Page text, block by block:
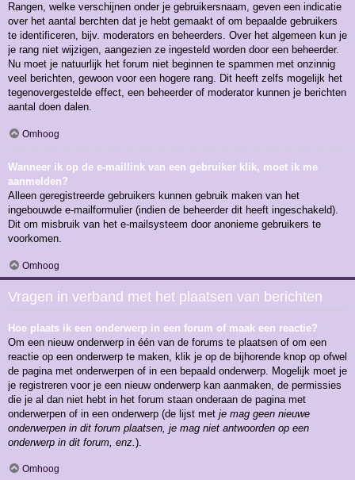
Rangen, welke verschijnen onder je gebruikersnaam, geven een indicatie
over het aantal berchten dat je hebt gemaakt of om bepaalde gebruikers
te identificeren, bijv. moderators en beheerders. Over het algemeen kun je
je rang niet wijzigen, aangezien ze ingesteld worden door een beheerder.
Nu moet je natuurlijk het forum niet beginnen te spammen met onzinnig
veel berichten, gewoon voor een hogere rang. Dit heeft zelfs mogelijk het
tegenovergestelde effect, een beheerder of moderator kunnen je berichten
aantal doen dalen.
Omhoog
Wanneer ik op de e-maillink van een gebruiker klik, moet ik me
aanmelden?
Alleen geregistreerde gebruikers kunnen gebruik maken van het
ingebouwde e-mailformulier (indien de beheerder dit heeft ingeschakeld).
Dit om misbruik van het e-mailsysteem door anonieme gebruikers te
voorkomen.
Omhoog
Vragen in verband met het plaatsen van berichten
Hoe plaats ik een onderwerp in een forum of maak een reactie?
Om een nieuw onderwerp in één van de forums te plaatsen of om een
reactie op een onderwerp te maken, klik je op de bijhorende knop op ofwel
de pagina met onderwerpen of in een bepaald onderwerp. Mogelijk moet je
je registreren voor je een nieuw onderwerp kan aanmaken, de permissies
die je al dan niet hebt in het forum staan onderaan de pagina met
onderwerpen of in een onderwerp (de lijst met je mag geen nieuwe
onderwerpen in dit forum plaatsen, je mag niet antwoorden op een
onderwerp in dit forum, enz. ).
Omhoog